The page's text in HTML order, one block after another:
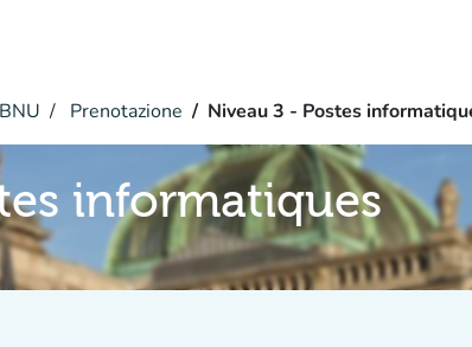
BNU Prenotazione Niveau 3 - Postes
informatiques